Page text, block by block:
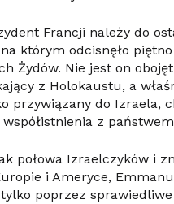
Francji należy do
którym odcisnęło
Żydów. Nie jest on
z Holokaustu, a
przywiązany do Izraela,
współistnienia z
połowa Izraelczyków i
i Ameryce,
poprzez